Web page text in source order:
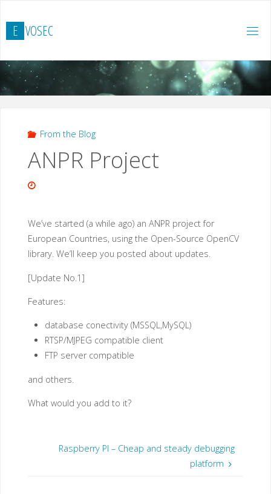
till
innehåll
E VOSEC
From the Blog
ANPR Project
We’ve started (a while ago) an ANPR project for
European Countries, using the Open-Source OpenCV
library. We’ll keep you posted about updates.
[Update No.1]
Features:
database conectivity (MSSQL,MySQL)
RTSP/MJPEG compatible client
FTP server compatible
and others.
What would you add to it?
Raspberry PI – Cheap and steady debugging
platform